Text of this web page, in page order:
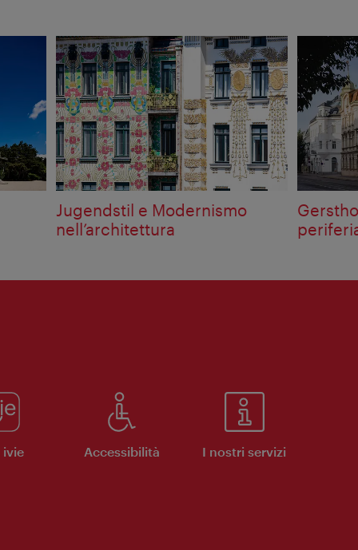
Jugendstil e Modernismo
nell’architettura
ivie Accessibilità I nostri servizi